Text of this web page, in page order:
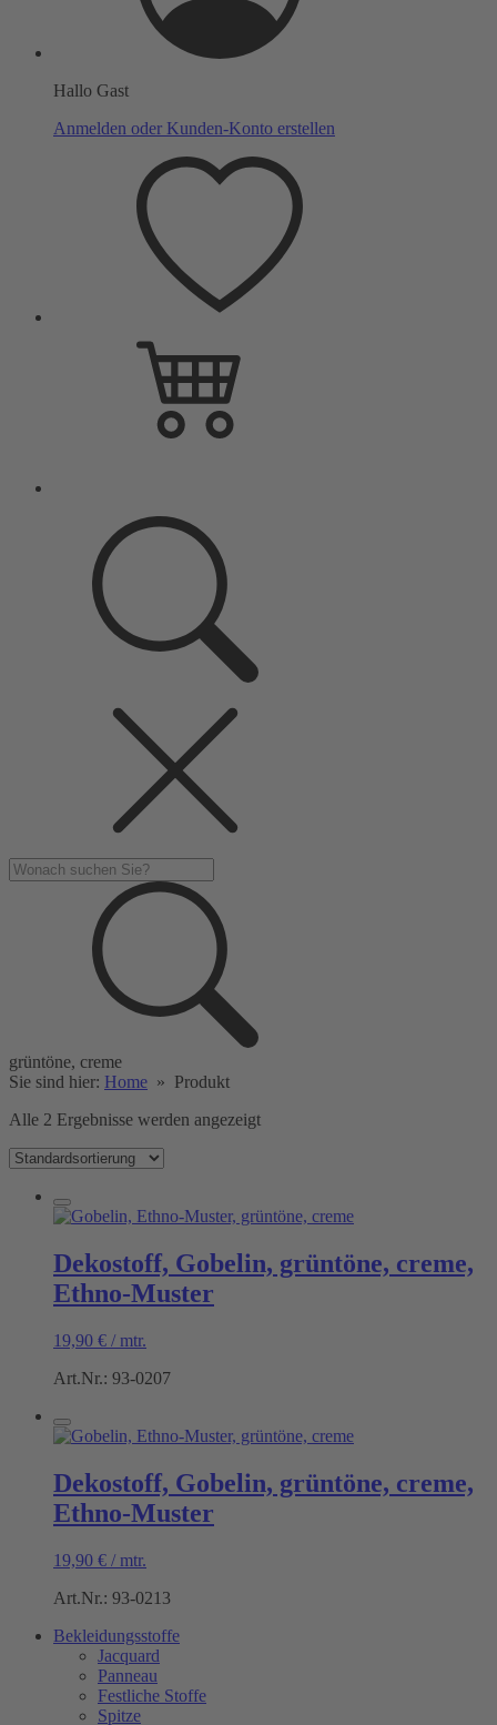
Hallo Gast
Anmelden oder Kunden-Konto erstellen
grüntöne, creme
Sie sind hier: Home » Produkt
Alle 2 Ergebnisse werden angezeigt
Dekostoff, Gobelin, grüntöne, creme,
Ethno-Muster
19,90 € / mtr.
Art.Nr.: 93-0207
Dekostoff, Gobelin, grüntöne, creme,
Ethno-Muster
19,90 € / mtr.
Art.Nr.: 93-0213
Bekleidungsstoffe
Jacquard
Panneau
Festliche Stoffe
Spitze